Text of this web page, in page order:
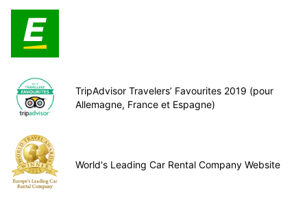
TripAdvisor Travelers’ Favourites 2019 (pour
Allemagne, France et Espagne)
World's Leading Car Rental Company Website